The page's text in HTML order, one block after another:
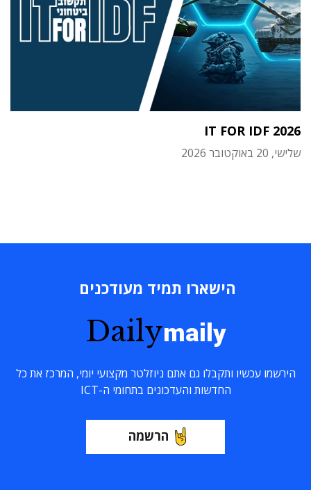
IT FOR IDF 2026
שלישי, 20 באוקטובר 2026
הישארו תמיד מעודכנים
Dailymaily
הירשמו עכשיו ותקבלו גם אתם ניוזלטר מקצועי יומי, המרכז את כל
החדשות והעדכונים בתחומי ה-ICT
הרשמה